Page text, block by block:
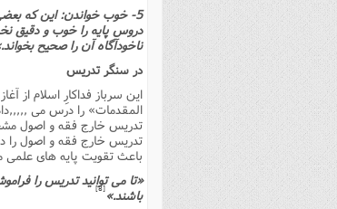
5- خوب خواندن: این که
دروس پایه را خوب و دقیق
ناخودآگاه آن را صحیح
در سنگر تدریس
این سرباز فداکارِ اسلام از
المقدمات» را درس مى
باعث تقویت پایه هاى علمى
«تا مى توانید تدریس را
باشند.»[8]